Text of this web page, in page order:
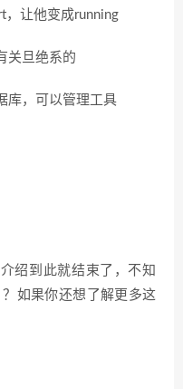
，让他变成running
关旦绝系的
库，可以管理工具
绍到此就结束了，不知
如果你还想了解更多这